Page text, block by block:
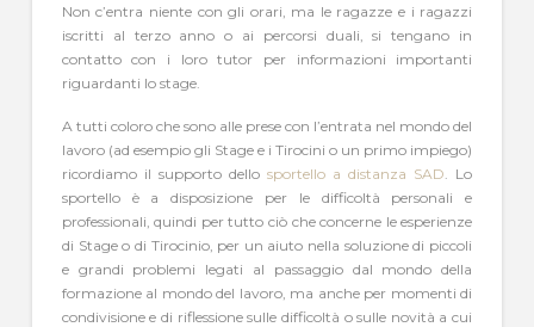
Non c’entra niente con gli orari, ma le ragazze e i ragazzi
iscritti al terzo anno o ai percorsi duali, si tengano in
contatto con i loro tutor per informazioni importanti
riguardanti lo stage.
A tutti coloro che sono alle prese con l’entrata nel mondo del
lavoro (ad esempio gli Stage e i Tirocini o un primo impiego)
ricordiamo il supporto dello sportello a distanza SAD . Lo
sportello è a disposizione per le difficoltà personali e
professionali, quindi per tutto ciò che concerne le esperienze
di Stage o di Tirocinio, per un aiuto nella soluzione di piccoli
e grandi problemi legati al passaggio dal mondo della
formazione al mondo del lavoro, ma anche per momenti di
condivisione e di riflessione sulle difficoltà o sulle novità a cui